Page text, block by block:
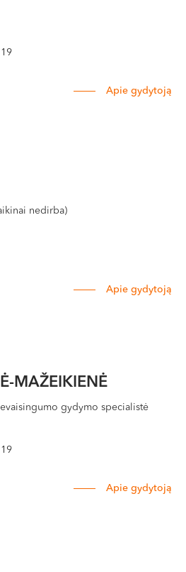
Apie gydytoją
nedirba)
Apie gydytoją
MAŽEIKIENĖ
gydymo specialistė
Apie gydytoją